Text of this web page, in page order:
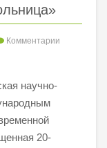
Комментарии
научно-
20-